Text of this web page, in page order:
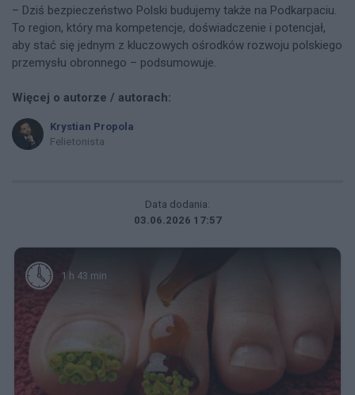
– Dziś bezpieczeństwo Polski budujemy także na Podkarpaciu.
To region, który ma kompetencje, doświadczenie i potencjał,
aby stać się jednym z kluczowych ośrodków rozwoju polskiego
przemysłu obronnego – podsumowuje.
Więcej o autorze / autorach:
Krystian Propola
Felietonista
Data dodania:
03.06.2026 17:57
1 h 43 min